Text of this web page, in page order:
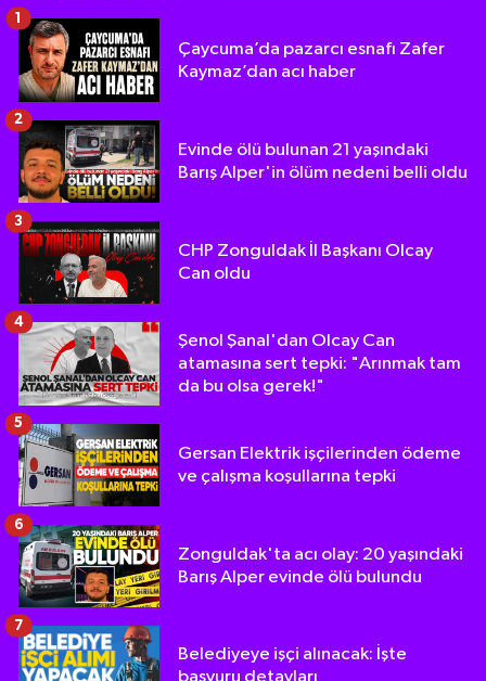
Çaycuma’da pazarcı esnafı Zafer
Kaymaz’dan acı haber
1
Evinde ölü bulunan 21 yaşındaki
Barış Alper'in ölüm nedeni belli oldu
2
CHP Zonguldak İl Başkanı Olcay
Can oldu
3
Şenol Şanal'dan Olcay Can
atamasına sert tepki: "Arınmak tam
da bu olsa gerek!"
4
Gersan Elektrik işçilerinden ödeme
ve çalışma koşullarına tepki
5
Zonguldak'ta acı olay: 20 yaşındaki
Barış Alper evinde ölü bulundu
6
Belediyeye işçi alınacak: İşte
başvuru detayları
7